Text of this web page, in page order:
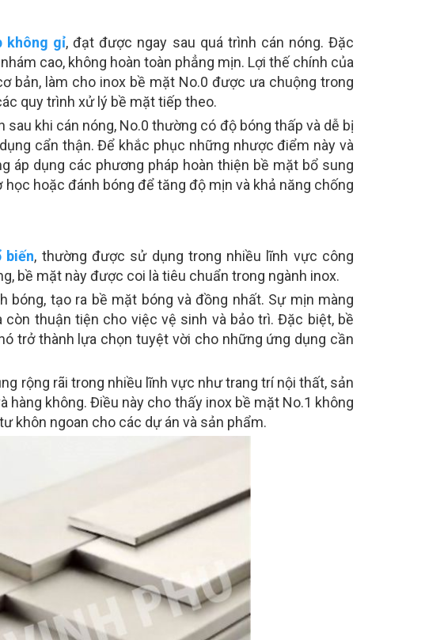
không gỉ, đạt được ngay sau quá trình cán nóng. Đặc
cao, không hoàn toàn phẳng mịn. Lợi thế chính của
bản, làm cho inox bề mặt No.0 được ưa chuộng trong
quy trình xử lý bề mặt tiếp theo.
khi cán nóng, No.0 thường có độ bóng thấp và dễ bị
cẩn thận. Để khắc phục những nhược điểm này và
áp dụng các phương pháp hoàn thiện bề mặt bổ sung
hoặc đánh bóng để tăng độ mịn và khả năng chống
biến, thường được sử dụng trong nhiều lĩnh vực công
bề mặt này được coi là tiêu chuẩn trong ngành inox.
tạo ra bề mặt bóng và đồng nhất. Sự mịn màng
thuận tiện cho việc vệ sinh và bảo trì. Đặc biệt, bề
trở thành lựa chọn tuyệt vời cho những ứng dụng cần
rộng rãi trong nhiều lĩnh vực như trang trí nội thất, sản
hàng không. Điều này cho thấy inox bề mặt No.1 không
khôn ngoan cho các dự án và sản phẩm.